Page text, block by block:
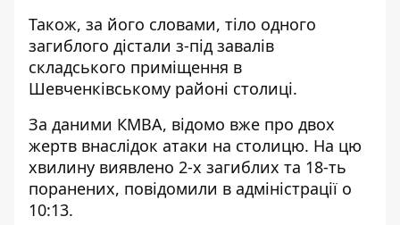
Також, за його словами, тіло одного
загиблого дістали з-під завалів
складського приміщення в
Шевченківському районі столиці.
За даними КМВА, відомо вже про двох
жертв внаслідок атаки на столицю. На цю
хвилину виявлено 2-х загиблих та 18-ть
поранених, повідомили в адміністрації о
10:13.